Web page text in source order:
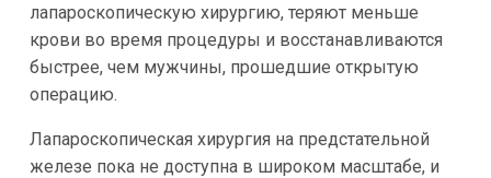
лапароскопическую хирургию, теряют меньше
крови во время процедуры и восстанавливаются
быстрее, чем мужчины, прошедшие открытую
операцию.
Лапароскопическая хирургия на предстательной
железе пока не доступна в широком масштабе, и